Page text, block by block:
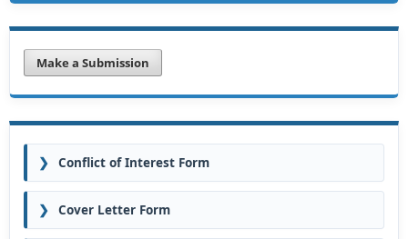
Make a Submission
❯ Conflict of Interest Form
❯ Cover Letter Form